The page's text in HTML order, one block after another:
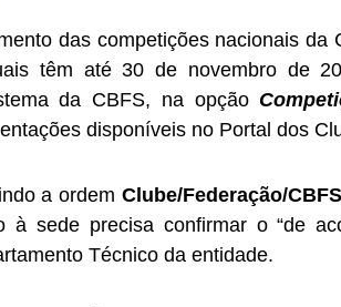
das competições nacionais da
têm até 30 de novembro de
da CBFS, na opção
disponíveis no Portal dos
a ordem Clube/Federação/CBFS
sede precisa confirmar o “de
Técnico da entidade.